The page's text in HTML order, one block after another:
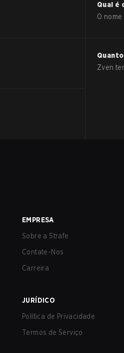
Qual é
O
Zven
EMPRESA
Sobre a Strafe
Contate-Nos
Carreira
JURÍDICO
Política de Privacidade
Termos de Serviço